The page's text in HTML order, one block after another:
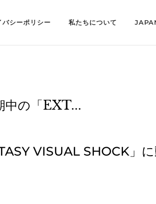
バシーポリシー 私たちについて
中の「EXT...
VISUAL SHOCK」